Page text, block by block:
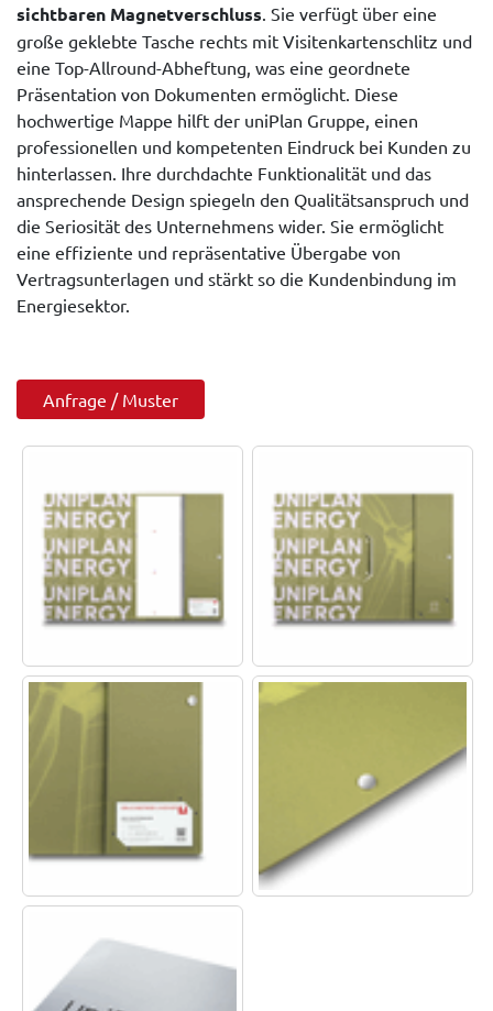
sichtbaren Magnetverschluss . Sie verfügt über eine
große geklebte Tasche rechts mit Visitenkartenschlitz und
eine Top-Allround-Abheftung, was eine geordnete
Präsentation von Dokumenten ermöglicht. Diese
hochwertige Mappe hilft der uniPlan Gruppe, einen
professionellen und kompetenten Eindruck bei Kunden zu
hinterlassen. Ihre durchdachte Funktionalität und das
ansprechende Design spiegeln den Qualitätsanspruch und
die Seriosität des Unternehmens wider. Sie ermöglicht
eine effiziente und repräsentative Übergabe von
Vertragsunterlagen und stärkt so die Kundenbindung im
Energiesektor.
Anfrage / Muster